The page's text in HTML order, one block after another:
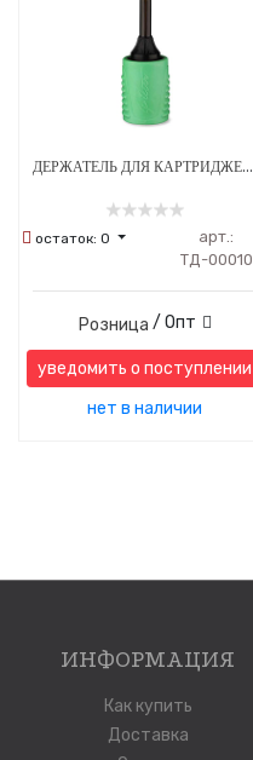
ДЕРЖАТЕЛЬ ДЛЯ КАРТРИДЖЕЙ С РЕГУЛИРОВКОЙ EZ FILTER 32 ММ ОДНОРАЗОВЫЙ СТЕРИЛЬНЫЙ ЗЕЛЕНЫЙ
остаток: 0
арт.:
ТД-00010
Розница / Опт
уведомить о поступлении
нет в наличии
ИНФОРМАЦИЯ
Как купить
Доставка